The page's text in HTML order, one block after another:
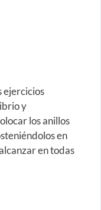
ejercicios
y
los anillos
en
en todas